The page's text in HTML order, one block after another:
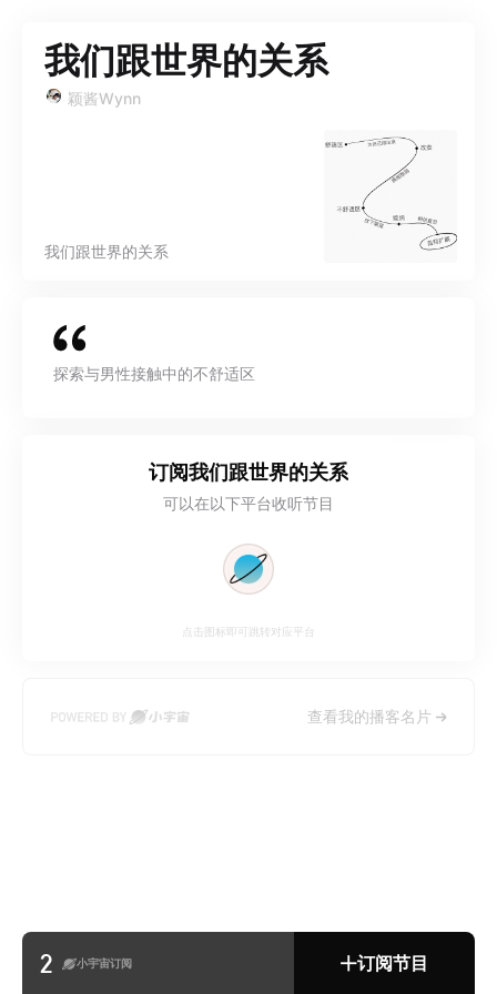
我们跟世界的关系
颖酱Wynn
我们跟世界的关系
探索与男性接触中的不舒适区
订阅我们跟世界的关系
可以在以下平台收听节目
点击图标即可跳转对应平台
查看我的播客名片
2 小宇宙订阅 订阅节目